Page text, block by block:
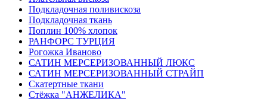
Подкладочная поливискоза
Подкладочная ткань
Поплин 100% хлопок
РАНФОРС ТУРЦИЯ
Рогожка Иваново
САТИН МЕРСЕРИЗОВАННЫЙ ЛЮКС
САТИН МЕРСЕРИЗОВАННЫЙ СТРАЙП
Скатертные ткани
Стёжка "АНЖЕЛИКА"